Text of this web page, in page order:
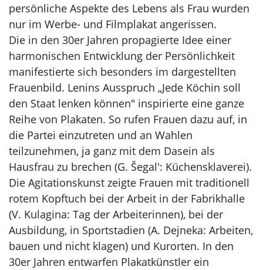
persönliche Aspekte des Lebens als Frau wurden
nur im Werbe- und Filmplakat angerissen.
Die in den 30er Jahren propagierte Idee einer
harmonischen Entwicklung der Persönlichkeit
manifestierte sich besonders im dargestellten
Frauenbild. Lenins Ausspruch „Jede Köchin soll
den Staat lenken können" inspirierte eine ganze
Reihe von Plakaten. So rufen Frauen dazu auf, in
die Partei einzutreten und an Wahlen
teilzunehmen, ja ganz mit dem Dasein als
Hausfrau zu brechen (G. Šegal': Küchensklaverei).
Die Agitationskunst zeigte Frauen mit traditionell
rotem Kopftuch bei der Arbeit in der Fabrikhalle
(V. Kulagina: Tag der Arbeiterinnen), bei der
Ausbildung, in Sportstadien (A. Dejneka: Arbeiten,
bauen und nicht klagen) und Kurorten. In den
30er Jahren entwarfen Plakatkünstler ein